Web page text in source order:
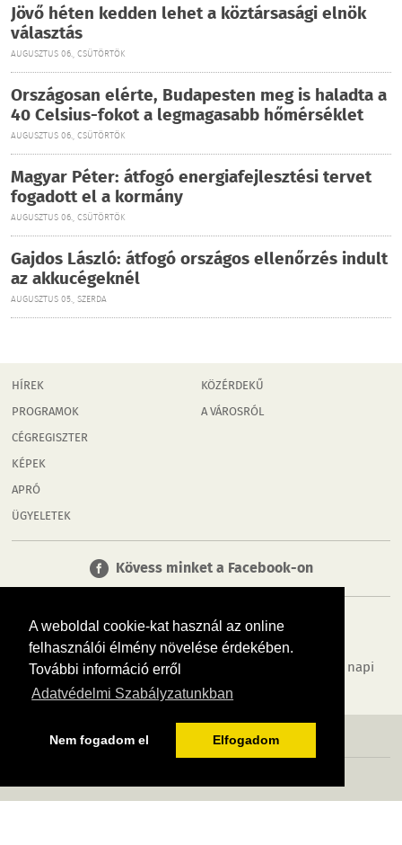
A weboldal cookie-kat használ az online
felhasználói élmény növelése érdekében.
További információ erről
Adatvédelmi Szabályzatunkban
Nem fogadom el Elfogadom
Jövő héten kedden lehet a köztársasági elnök
választás
AUGUSZTUS 06., CSÜTÖRTÖK
Országosan elérte, Budapesten meg is haladta a
40 Celsius-fokot a legmagasabb hőmérséklet
AUGUSZTUS 06., CSÜTÖRTÖK
Magyar Péter: átfogó energiafejlesztési tervet
fogadott el a kormány
AUGUSZTUS 06., CSÜTÖRTÖK
Gajdos László: átfogó országos ellenőrzés indult
az akkucégeknél
AUGUSZTUS 05., SZERDA
HÍREK
PROGRAMOK
CÉGREGISZTER
KÉPEK
APRÓ
ÜGYELETEK
KÖZÉRDEKŰ
A VÁROSRÓL
Kövess minket a Facebook-on
Tudj meg többet városodról! Hírek, programok, képek, napi
menü, cégek…. és minden, ami Mosonmagyaróvár
MÉDIAAJÁNLÓ ADATVÉDELEM IMPRESSZUM RÓLUNK